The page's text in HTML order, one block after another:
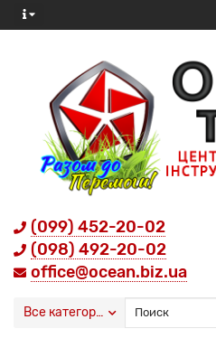
(099) 452-20-02
(098) 492-20-02
office@ocean.biz.ua
Все категории